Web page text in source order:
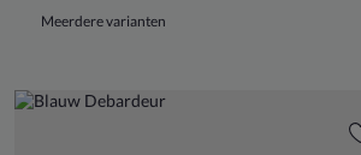
Meerdere varianten